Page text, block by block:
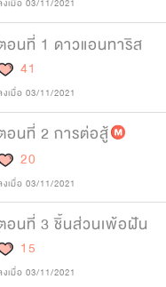
อนที่ 1 ดาวแอนทาริส
41
งเมื่อ 03/11/2021
อนที่ 2 การต่อสู้
20
งเมื่อ 03/11/2021
อนที่ 3 ชิ้นส่วนเพ้อฝัน
15
งเมื่อ 03/11/2021